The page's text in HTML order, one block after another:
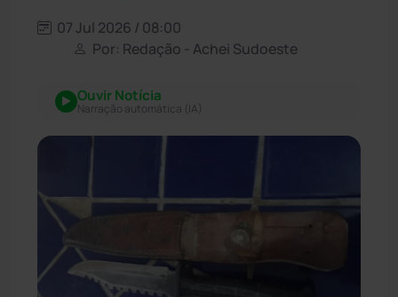
07 Jul 2026 / 08:00
Por: Redação - Achei Sudoeste
Ouvir Notícia
Narração automática (IA)